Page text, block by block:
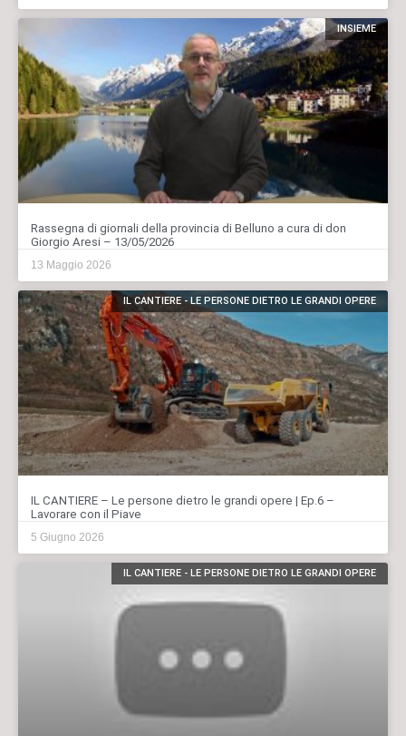
INSIEME
Rassegna di giornali della provincia di Belluno a cura di don
Giorgio Aresi – 13/05/2026
13 Maggio 2026
IL CANTIERE - LE PERSONE DIETRO LE GRANDI OPERE
IL CANTIERE – Le persone dietro le grandi opere | Ep.6 –
Lavorare con il Piave
5 Giugno 2026
IL CANTIERE - LE PERSONE DIETRO LE GRANDI OPERE